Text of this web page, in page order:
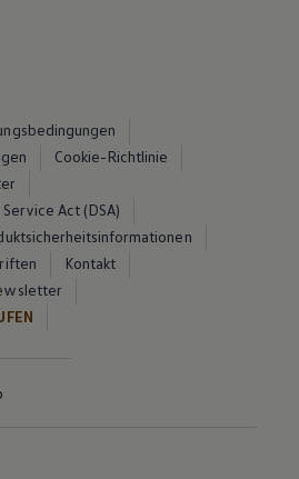
Cookie-Richtlinie
Act (DSA)
Kontakt